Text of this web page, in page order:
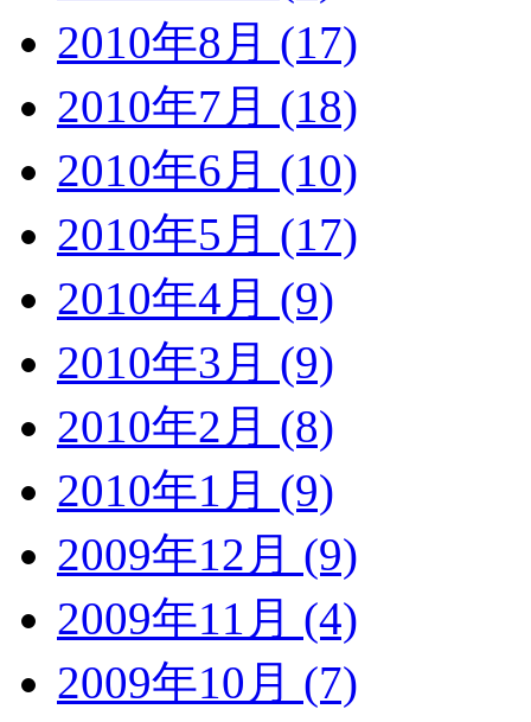
2010年8月 (17)
2010年7月 (18)
2010年6月 (10)
2010年5月 (17)
2010年4月 (9)
2010年3月 (9)
2010年2月 (8)
2010年1月 (9)
2009年12月 (9)
2009年11月 (4)
2009年10月 (7)